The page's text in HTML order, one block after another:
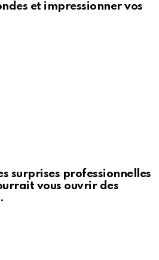
et impressionner vos
surprises professionnelles
vous ouvrir des